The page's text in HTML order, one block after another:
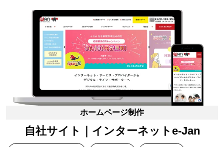
ホームページ制作
自社サイト｜インターネットe-Jan